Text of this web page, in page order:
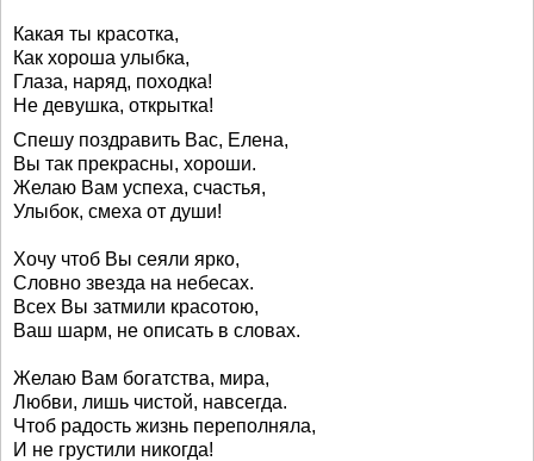
Какая ты красотка,
Как хороша улыбка,
Глаза, наряд, походка!
Не девушка, открытка!
Спешу поздравить Вас, Елена,
Вы так прекрасны, хороши.
Желаю Вам успеха, счастья,
Улыбок, смеха от души!
Хочу чтоб Вы сеяли ярко,
Словно звезда на небесах.
Всех Вы затмили красотою,
Ваш шарм, не описать в словах.
Желаю Вам богатства, мира,
Любви, лишь чистой, навсегда.
Чтоб радость жизнь переполняла,
И не грустили никогда!